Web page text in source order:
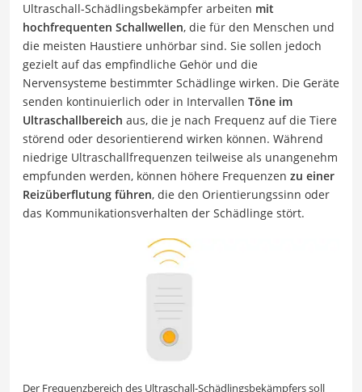
Ultraschall-Schädlingsbekämpfer arbeiten mit
hochfrequenten Schallwellen, die für den Menschen und
die meisten Haustiere unhörbar sind. Sie sollen jedoch
gezielt auf das empfindliche Gehör und die
Nervensysteme bestimmter Schädlinge wirken. Die Geräte
senden kontinuierlich oder in Intervallen Töne im
Ultraschallbereich aus, die je nach Frequenz auf die Tiere
störend oder desorientierend wirken können. Während
niedrige Ultraschallfrequenzen teilweise als unangenehm
empfunden werden, können höhere Frequenzen zu einer
Reizüberflutung führen, die den Orientierungssinn oder
das Kommunikationsverhalten der Schädlinge stört.
Der Frequenzbereich des Ultraschall-Schädlingsbekämpfers soll